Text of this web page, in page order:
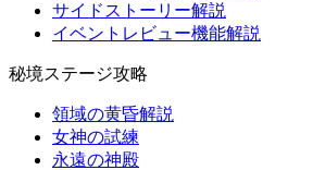
サイドストーリー解説
イベントレビュー機能解説
秘境ステージ攻略
領域の黄昏解説
女神の試練
永遠の神殿